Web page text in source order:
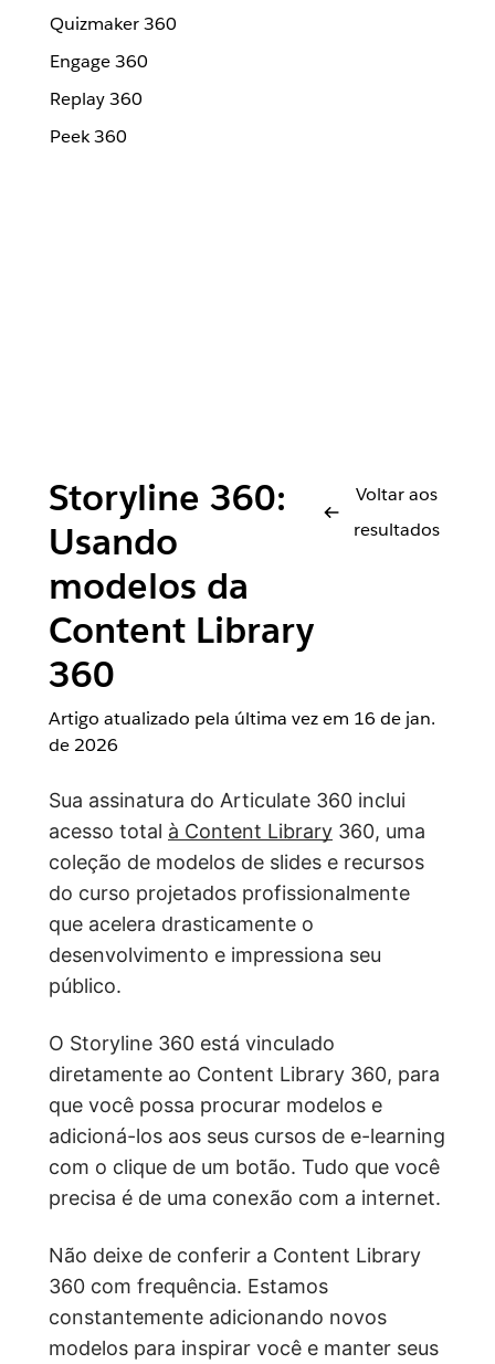
Quizmaker 360
Engage 360
Replay 360
Peek 360
Storyline 360:
Usando
modelos da
Content Library
360
Voltar aos
resultados
Artigo atualizado pela última vez em 16 de jan.
de 2026
Sua assinatura do Articulate 360 inclui
acesso total à Content Library 360, uma
coleção de modelos de slides e recursos
do curso projetados profissionalmente
que acelera drasticamente o
desenvolvimento e impressiona seu
público.
O Storyline 360 está vinculado
diretamente ao Content Library 360, para
que você possa procurar modelos e
adicioná-los aos seus cursos de e-learning
com o clique de um botão. Tudo que você
precisa é de uma conexão com a internet.
Não deixe de conferir a Content Library
360 com frequência. Estamos
constantemente adicionando novos
modelos para inspirar você e manter seus